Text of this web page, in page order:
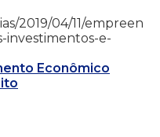
2019/04/11/empreen
investimentos-e-
Econômico